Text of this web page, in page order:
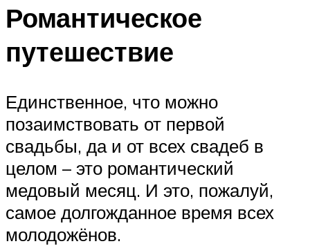
Романтическое
путешествие
Единственное, что можно
позаимствовать от первой
свадьбы, да и от всех свадеб в
целом – это романтический
медовый месяц. И это, пожалуй,
самое долгожданное время всех
молодожёнов.